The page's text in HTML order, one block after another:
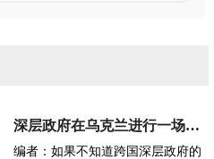
深层政府在乌克兰进行一场“地狱级大实验”，骗了全世界
编者：如果不知道跨国深层政府的